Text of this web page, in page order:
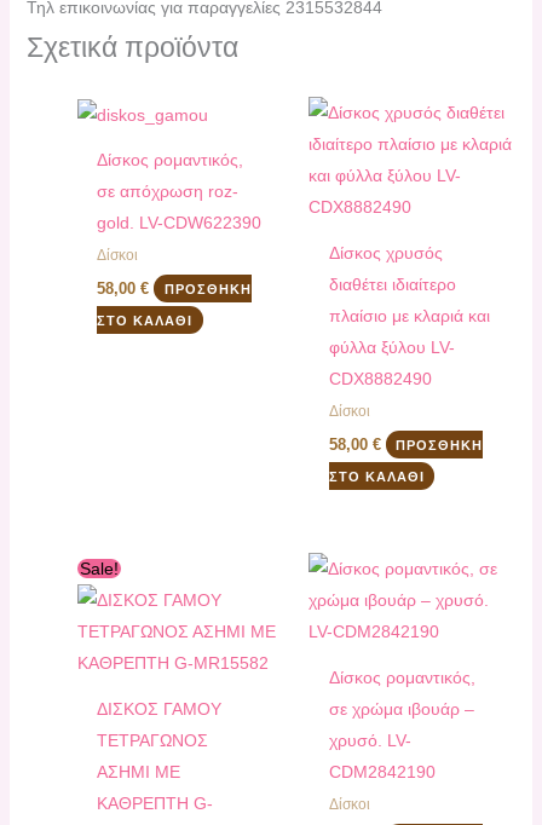
Τηλ επικοινωνίας για παραγγελίες 2315532844
Σχετικά προϊόντα
Δίσκος ρομαντικός,
σε απόχρωση roz-
gold. LV-CDW622390
Δίσκοι
58,00€ ΠΡΟΣΘΉΚΗ
ΣΤΟ ΚΑΛΆΘΙ
Δίσκος χρυσός
διαθέτει ιδιαίτερο
πλαίσιο με κλαριά και
φύλλα ξύλου LV-
CDX8882490
Δίσκοι
58,00 € ΠΡΟΣΘΉΚΗ
ΣΤΟ ΚΑΛΆΘΙ
Sale!
ΔΙΣΚΟΣ ΓΑΜΟΥ
ΤΕΤΡΑΓΩΝΟΣ
ΑΣΗΜΙ ΜΕ
ΚΑΘΡΕΠΤΗ G-
was:
τιμή
95,00 €.
Δίσκος ρομαντικός,
σε χρώμα ιβουάρ –
χρυσό. LV-
CDM2842190
Δίσκοι